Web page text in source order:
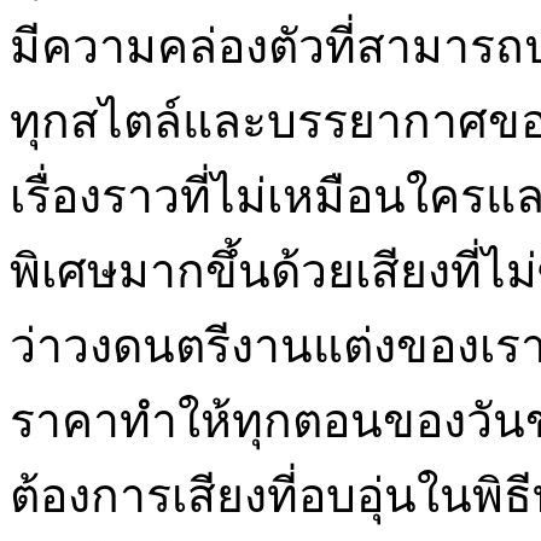
มีความคล่องตัวที่สามารถ
ทุกสไตล์และบรรยากาศข
เรื่องราวที่ไม่เหมือนใคร
พิเศษมากขึ้นด้วยเสียงที่ไ
ว่าวงดนตรีงานแต่งของเ
ราคาทำให้ทุกตอนของวั
ต้องการเสียงที่อบอุ่นในพิ